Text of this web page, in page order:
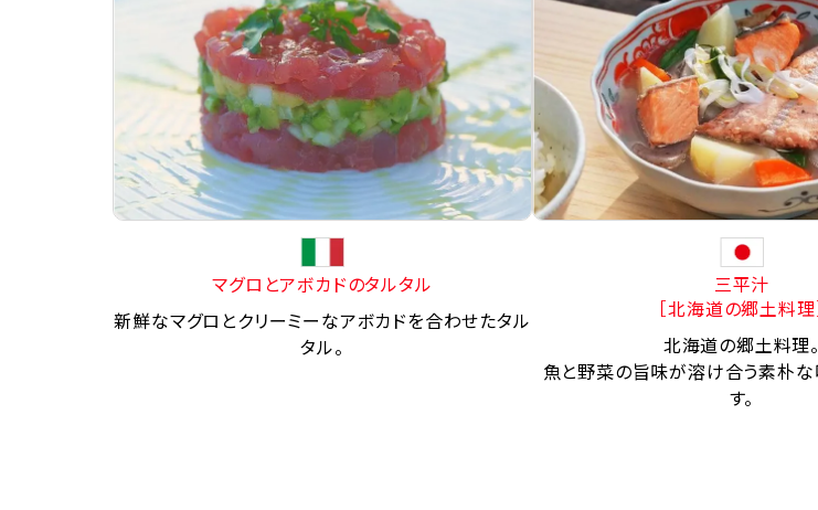
マグロとアボカドのタルタル
新鮮なマグロとクリーミーなアボカドを合わせたタル
タル。
三平汁
［北海道の郷土料理
北海道の郷土料理。
魚と野菜の旨味が溶け合う素朴
す。